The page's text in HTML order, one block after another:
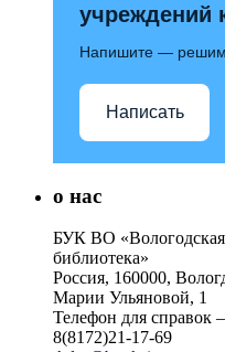
учреждений
Напишите —
Написать
о нас
БУК ВО «Вологодская
библиотека»
Россия, 160000,
Марии Ульяновой, 1
Телефон для справок –
8(8172)21-17-69